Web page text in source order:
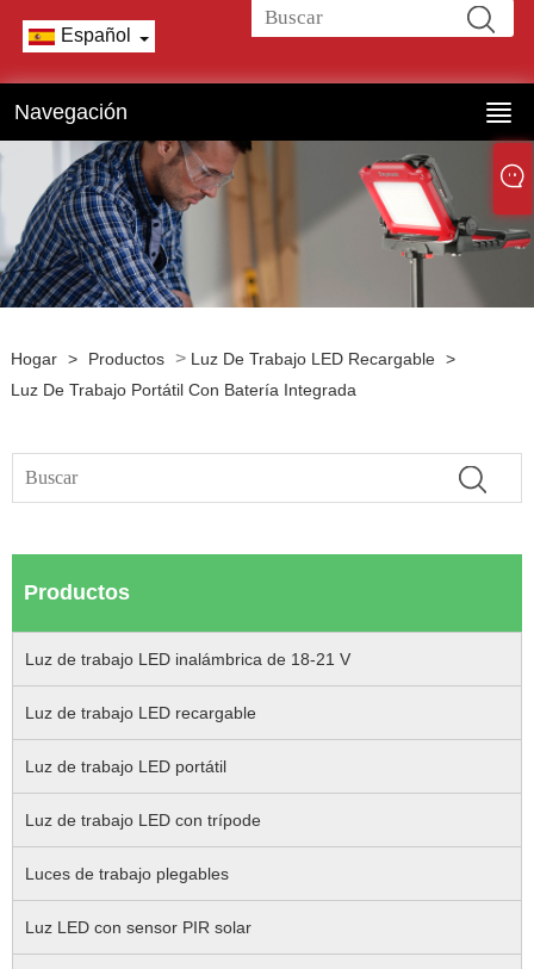
Español
Navegación
Hogar > Productos > Luz De Trabajo LED Recargable >
Luz De Trabajo Portátil Con Batería Integrada
Productos
Luz de trabajo LED inalámbrica de 18-21 V
Luz de trabajo LED recargable
Luz de trabajo LED portátil
Luz de trabajo LED con trípode
Luces de trabajo plegables
Luz LED con sensor PIR solar